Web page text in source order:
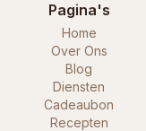
Pagina's
Home
Over Ons
Blog
Diensten
Cadeaubon
Recepten